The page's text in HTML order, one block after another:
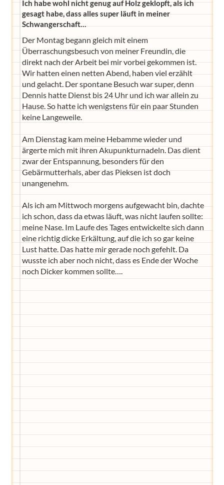
Ich habe wohl nicht genug auf Holz geklopft, als ich
gesagt habe, dass alles super läuft in meiner
Schwangerschaft…
Der Montag begann gleich mit einem
Überraschungsbesuch von meiner Freundin, die
direkt nach der Arbeit bei mir vorbei gekommen ist.
Wir hatten einen netten Abend, haben viel erzählt
und gelacht. Der spontane Besuch war super, denn
Dennis hatte Dienst bis 24 Uhr und ich war allein zu
Hause. So hatte ich wenigstens für ein paar Stunden
keine Langeweile.
Am Dienstag kam meine Hebamme wieder und
ärgerte mich mit ihren Akupunkturnadeln. Das dient
zwar der Entspannung, besonders für den
Gebärmutterhals, aber das Pieksen ist doch
unangenehm.
Als ich am Mittwoch morgens aufgewacht bin, dachte
ich schon, dass da etwas läuft, was nicht laufen sollte:
meine Nase. Im Laufe des Tages entwickelte sich dann
eine richtig dicke Erkältung, auf die ich so gar keine
Lust hatte. Das hatte mir gerade noch gefehlt. Da
wusste ich aber noch nicht, dass es Ende der Woche
noch Dicker kommen sollte….